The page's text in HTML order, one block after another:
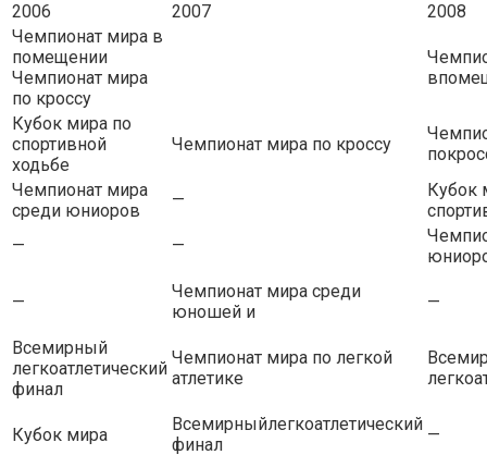
2006
2007
2008
Чемпионат мира в
помещении
Чемпионат мира
по кроссу
Кубок мира по
спортивной
ходьбе
Чемпионат мира по кроссу
Чемпионат мира
среди юниоров
—
Кубок
—
—
—
Чемпионат мира среди
юношей и
—
Всемирный
легкоатлетический
финал
Чемпионат мира по легкой
атлетике
Кубок мира
Всемирныйлегкоатлетический
финал
—